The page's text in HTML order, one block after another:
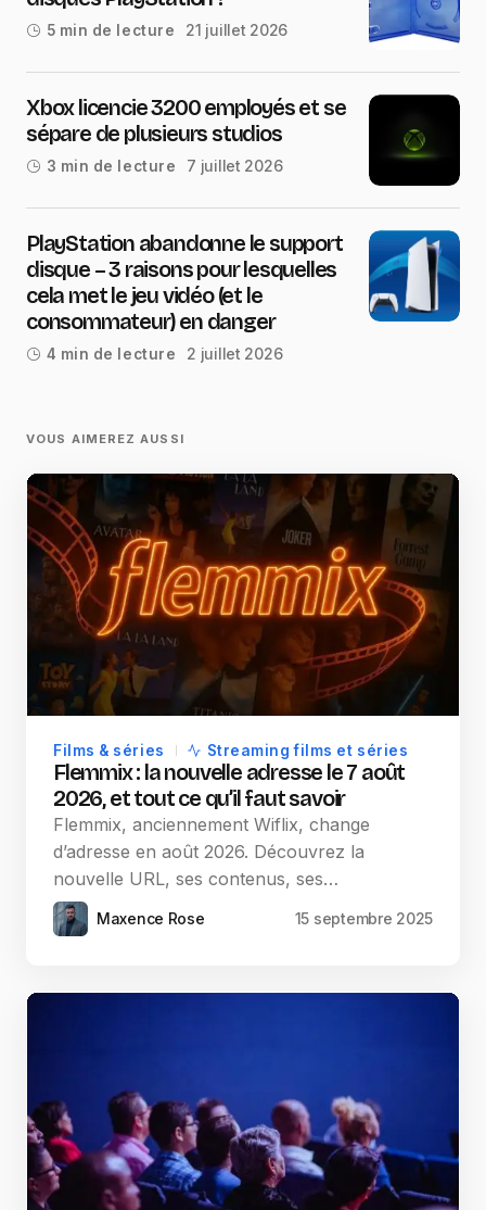
5 min de lecture 21 juillet 2026
Xbox licencie 3200 employés et se
sépare de plusieurs studios
3 min de lecture 7 juillet 2026
PlayStation abandonne le support
disque – 3 raisons pour lesquelles
cela met le jeu vidéo (et le
consommateur) en danger
4 min de lecture 2 juillet 2026
VOUS AIMEREZ AUSSI
Films & séries Streaming films et séries
Flemmix : la nouvelle adresse le 7 août
2026, et tout ce qu’il faut savoir
Flemmix, anciennement Wiflix, change
d’adresse en août 2026. Découvrez la
nouvelle URL, ses contenus, ses…
Maxence Rose 15 septembre 2025